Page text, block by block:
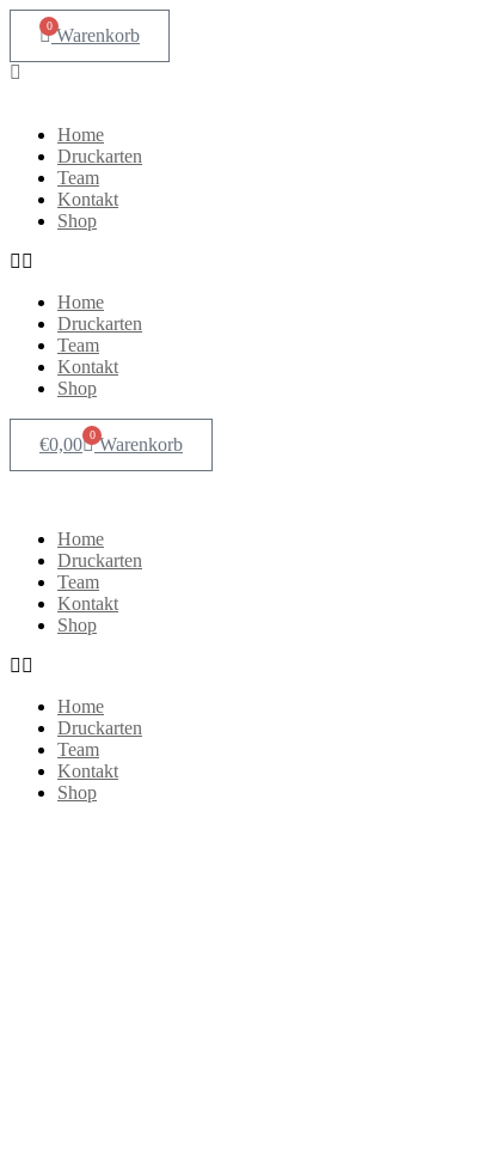
Zum
Inhalt
springen
0 Warenkorb
Home
Druckarten
Team
Kontakt
Shop
Home
Druckarten
Team
Kontakt
Shop
€0,00 0 Warenkorb
Home
Druckarten
Team
Kontakt
Shop
Home
Druckarten
Team
Kontakt
Shop